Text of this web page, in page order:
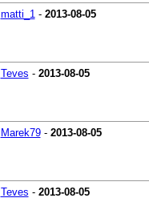
matti_1- 2013-08-05
Teves - 2013-08-05
Marek79- 2013-08-05
Teves - 2013-08-05